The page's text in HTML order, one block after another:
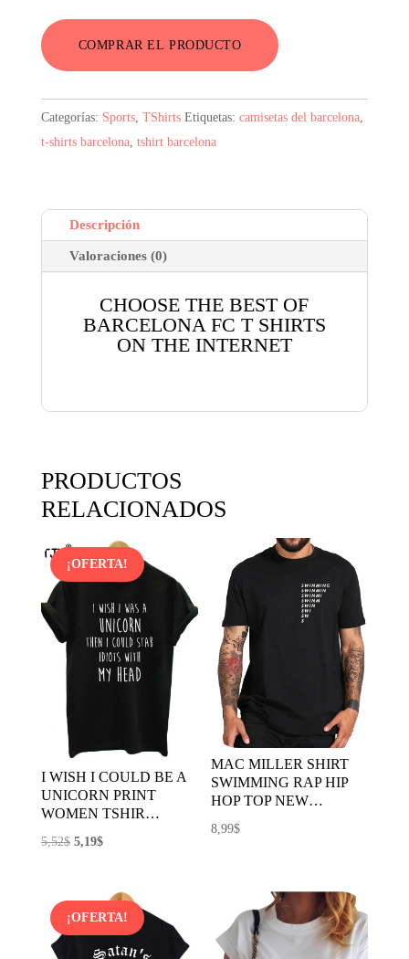
COMPRAR EL PRODUCTO
Categorías: Sports, TShirts Etiquetas: camisetas del barcelona,
t-shirts barcelona, tshirt barcelona
Descripción
Valoraciones (0)
CHOOSE THE BEST OF
BARCELONA FC T SHIRTS
ON THE INTERNET
PRODUCTOS
RELACIONADOS
¡OFERTA!
I WISH I COULD BE A
UNICORN PRINT
WOMEN TSHIR…
5,52$ El
era:
5,52$.
5,19$El
actual
es:
5,19$.
MAC MILLER SHIRT
SWIMMING RAP HIP
HOP TOP NEW…
8,99$
¡OFERTA!